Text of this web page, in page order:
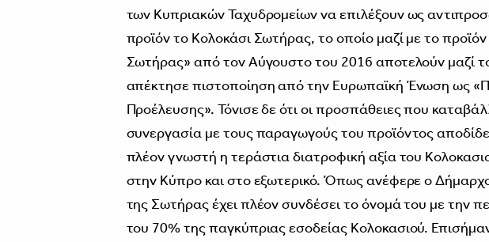
των Κυπριακών Ταχυδρομείων να επιλέξουν ως
προϊόν το Κολοκάσι Σωτήρας, το οποίο μαζί με το
Σωτήρας» από τον Αύγουστο του 2016 αποτελούν μαζί
απέκτησε πιστοποίηση από την Ευρωπαϊκή Ένωση ως
Προέλευσης». Τόνισε δε ότι οι προσπάθειες που
συνεργασία με τους παραγωγούς του προϊόντος
πλέον γνωστή η τεράστια διατροφική αξία του
στην Κύπρο και στο εξωτερικό. Όπως ανέφερε ο
της Σωτήρας έχει πλέον συνδέσει το όνομά του με την
του 70% της παγκύπριας εσοδείας Kολοκασιού.